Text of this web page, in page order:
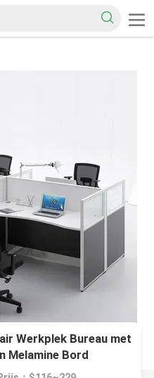
Werkplek Bureau met
Melamine Bord